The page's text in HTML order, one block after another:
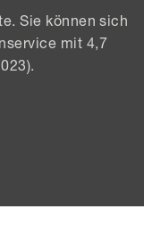
Sie können sich
mit 4,7